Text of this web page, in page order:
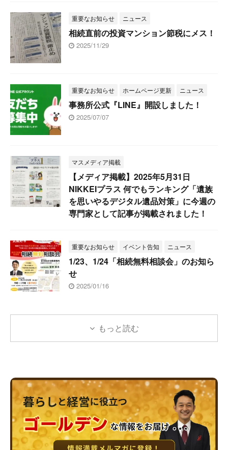
重要なお知らせ ニュース
相続直前の投資マンション節税にメス！
2025/11/29
重要なお知らせ ホームページ更新 ニュース
事務所公式『LINE』開設しました！
2025/07/07
マスメディア掲載
【メディア掲載】2025年5月31日
NIKKEIプラス 何でもランキング「遺族
を思いやるデジタル遺品対策」に今週の
専門家として記事が掲載されました！
重要なお知らせ イベント告知 ニュース
1/23、1/24「相続無料相談会」のお知ら
せ
2025/01/16
もっと読む